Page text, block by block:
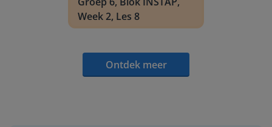
Week 2, Les 8
Ontdek meer